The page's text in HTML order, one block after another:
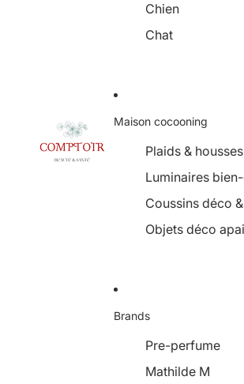
Chien
Chat
Maison cocooning
Plaids &
Luminaires
Coussins déco
Objets déco
Brands
Pre-perfume
Mathilde M